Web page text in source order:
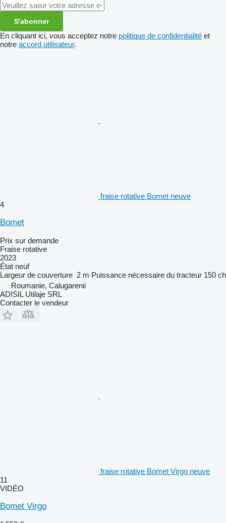
S'abonner
En cliquant ici, vous acceptez notre politique de confidentialité et
notre accord utilisateur.
fraise rotative Bomet neuve
4
Bomet
Prix sur demande
Fraise rotative
2023
État neuf
Largeur de couverture 2 m Puissance nécessaire du tracteur 150 ch
Roumanie, Calugarenii
ADISIL Utilaje SRL
Contacter le vendeur
fraise rotative Bomet Virgo neuve
11
VIDÉO
Bomet Virgo